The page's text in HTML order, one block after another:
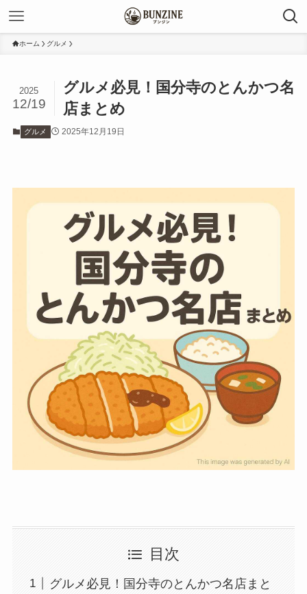
ホーム グルメ
グルメ必見！国分寺のとんかつ名
店まとめ
2025
12/19
グルメ 2025年12月19日
目次
グルメ必見！国分寺のとんかつ名店まと